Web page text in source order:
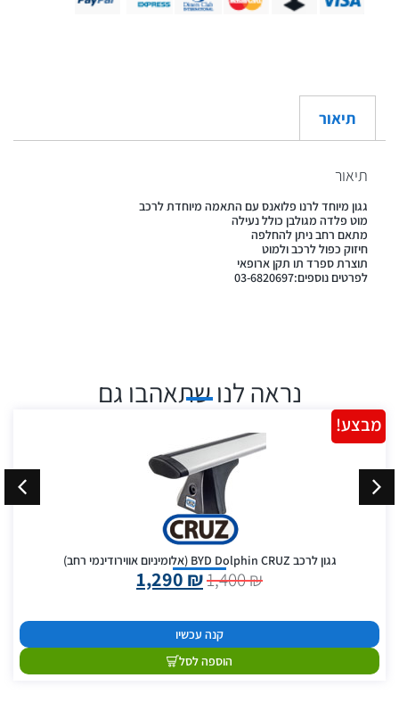
תיאור
תיאור
גגון מיוחד לרנו פלואנס עם התאמה מיוחדת לרכב
מוט פלדה מגולבן כולל נעילה
מתאם רחב ניתן להחלפה
חיזוק כפול לרכב ולמוט
תוצרת ספרד תו תקן ארופאי
לפרטים נוספים:03-6820697
נראה לנו שתאהבו גם
גגון לרכב BYD Dolphin CRUZ (אלומיניום אווירודינמי רחב)
1,400₪
1,290 ₪
קנה עכשיו
הוספה לסל
מבצע!